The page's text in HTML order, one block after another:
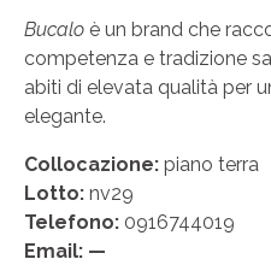
SERVIZI
IL TUO BUSINESS AL
CONTATTI
Bucalo è un brand che
competenza e tradizione
abiti di elevata qualità per
elegante.
Collocazione: piano terra
Lotto: nv29
Telefono: 0916744019
Email: —